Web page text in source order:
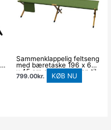
Sammenklappelig feltseng
med bæretaske 196 x 64
x 45 cm gæsteseng op til
200 kg til udendørs
campingrejser
799.00kr. KØB NU